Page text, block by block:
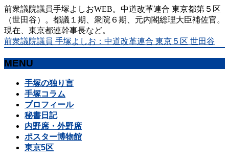
前衆議院議員手塚よしおWEB。中道改革連合 東京都第５区
（世田谷）。都議１期、衆院６期、元内閣総理大臣補佐官。
現在、東京都連幹事長など。
前衆議院議員 手塚よしお：中道改革連合 東京５区 世田谷
MENU
手塚の独り言
手塚コラム
プロフィール
秘書日記
内野席・外野席
ポスター博物館
東京5区